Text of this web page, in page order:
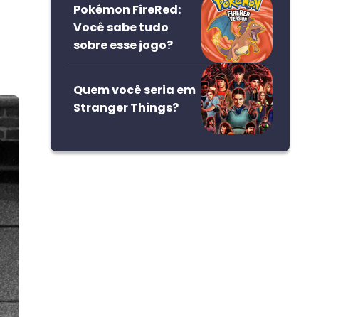
Pokémon FireRed:
Você sabe tudo
sobre esse jogo?
Quem você seria em
Stranger Things?